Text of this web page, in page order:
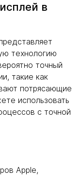
в
технологию
точный
такие как
потрясающие
использовать
с точной
Apple,